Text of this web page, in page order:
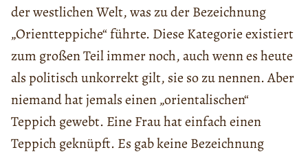
der westlichen Welt, was zu der Bezeichnung
„Orientteppiche“ führte. Diese Kategorie existiert
zum großen Teil immer noch, auch wenn es heute
als politisch unkorrekt gilt, sie so zu nennen. Aber
niemand hat jemals einen „orientalischen“
Teppich gewebt. Eine Frau hat einfach einen
Teppich geknüpft. Es gab keine Bezeichnung